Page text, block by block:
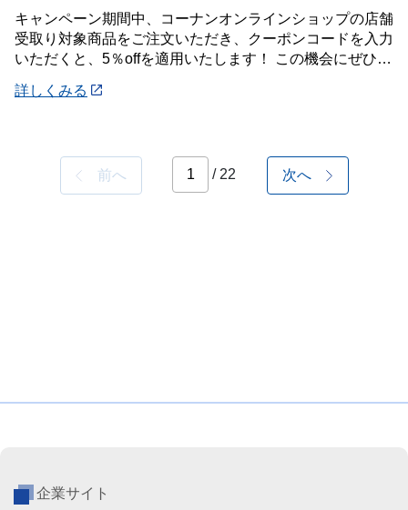
キャンペーン期間中、コーナンオンラインショップの店舗
受取り対象商品をご注文いただき、クーポンコードを入力
いただくと、5％offを適用いたします！ この機会にぜひご
詳しくみる
前へ / 22 次へ
企業サイト